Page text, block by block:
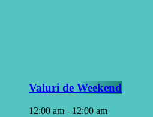
Valuri de Weekend
12:00 am - 12:00 am